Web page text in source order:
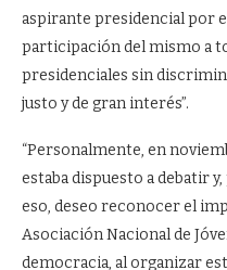
aspirante presidencial por
participación del mismo a
presidenciales sin
justo y de gran interés”.
“Personalmente, en
estaba dispuesto a debatir
eso, deseo reconocer el
Asociación Nacional de
democracia, al organizar